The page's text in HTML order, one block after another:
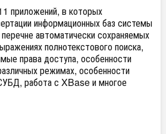
приложений, в которых
информационных баз системы
автоматически сохраняемых
полнотекстового поиска,
права доступа, особенности
режимах, особенности
работа с XBase и многое